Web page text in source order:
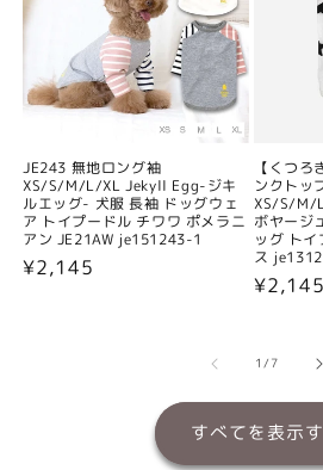
JE243 無地ロング袖
XS/S/M/L/XL Jekyll Egg-ジキ
ルエッグ- 犬服 長袖 ドッグウェ
ア トイプードル チワワ ポメラニ
アン JE21AW je151243-1
通
¥2,145
【くつ
ンクトッ
XS/S/M/
ボヤージ
ッグ ト
ス
通
格
1/の
7
すべてを表示